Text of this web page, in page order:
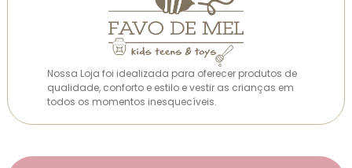
Nossa Loja foi idealizada para oferecer produtos de
qualidade, conforto e estilo e vestir as crianças em
todos os momentos inesquecíveis.